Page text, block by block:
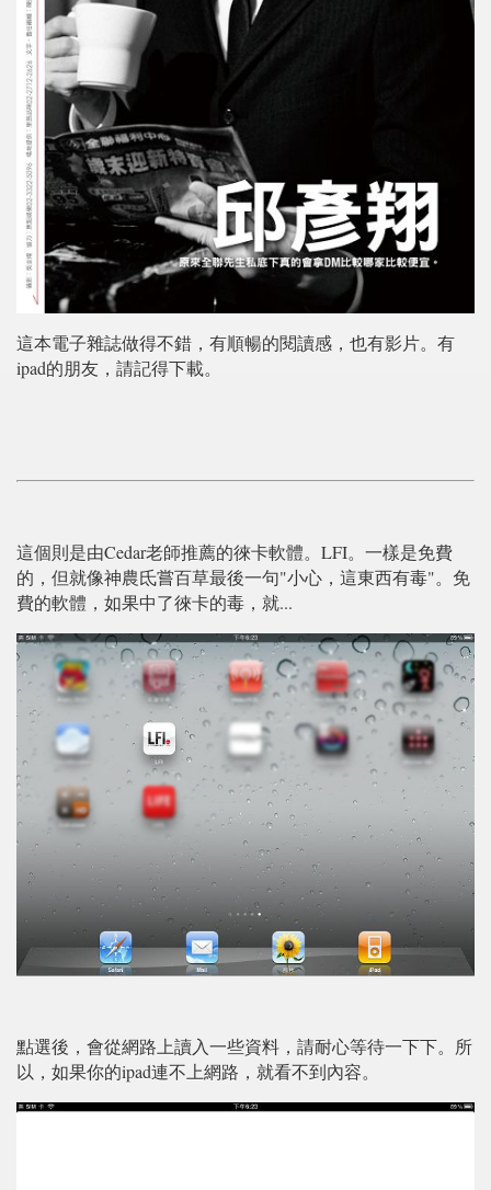
這本電子雜誌做得不錯，有順暢的閱讀感，也有影片。有
ipad的朋友，請記得下載。
這個則是由Cedar老師推薦的徠卡軟體。LFI。一樣是免費
的，但就像神農氐嘗百草最後一句"小心，這東西有毒"。免
費的軟體，如果中了徠卡的毒，就...
點選後，會從網路上讀入一些資料，請耐心等待一下下。所
以，如果你的ipad連不上網路，就看不到內容。